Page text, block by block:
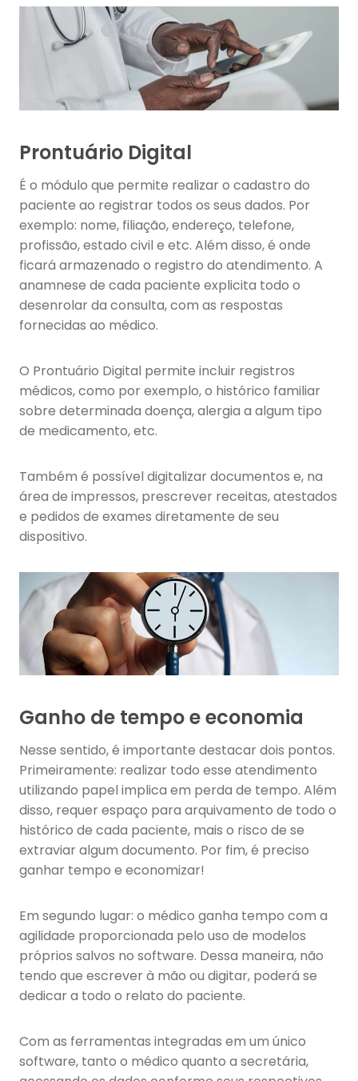
Prontuário Digital
É o módulo que permite realizar o cadastro do
paciente ao registrar todos os seus dados. Por
exemplo: nome, filiação, endereço, telefone,
profissão, estado civil e etc. Além disso, é onde
ficará armazenado o registro do atendimento. A
anamnese de cada paciente explicita todo o
desenrolar da consulta, com as respostas
fornecidas ao médico.
O Prontuário Digital permite incluir registros
médicos, como por exemplo, o histórico familiar
sobre determinada doença, alergia a algum tipo
de medicamento, etc.
Também é possível digitalizar documentos e, na
área de impressos, prescrever receitas, atestados
e pedidos de exames diretamente de seu
dispositivo.
Ganho de tempo e economia
Nesse sentido, é importante destacar dois pontos.
Primeiramente: realizar todo esse atendimento
utilizando papel implica em perda de tempo. Além
disso, requer espaço para arquivamento de todo o
histórico de cada paciente, mais o risco de se
extraviar algum documento. Por fim, é preciso
ganhar tempo e economizar!
Em segundo lugar: o médico ganha tempo com a
agilidade proporcionada pelo uso de modelos
próprios salvos no software. Dessa maneira, não
tendo que escrever à mão ou digitar, poderá se
dedicar a todo o relato do paciente.
Com as ferramentas integradas em um único
software, tanto o médico quanto a secretária,